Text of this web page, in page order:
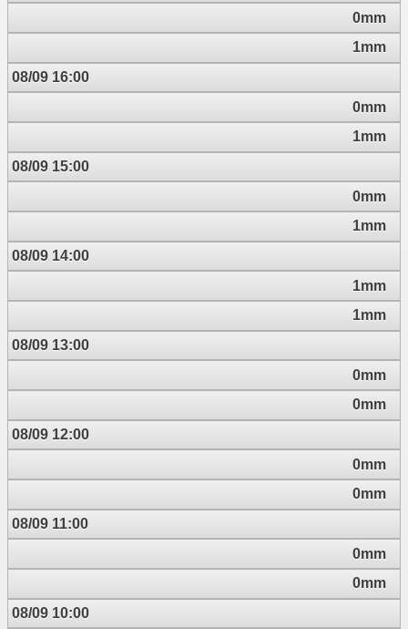
0mm
1mm
08/09 16:00
0mm
1mm
08/09 15:00
0mm
1mm
08/09 14:00
1mm
1mm
08/09 13:00
0mm
0mm
08/09 12:00
0mm
0mm
08/09 11:00
0mm
0mm
08/09 10:00